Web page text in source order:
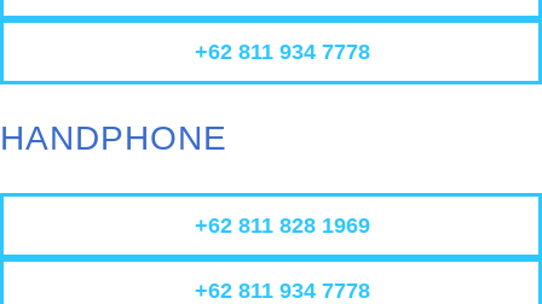
+62 811 934 7778
HANDPHONE
+62 811 828 1969
+62 811 934 7778